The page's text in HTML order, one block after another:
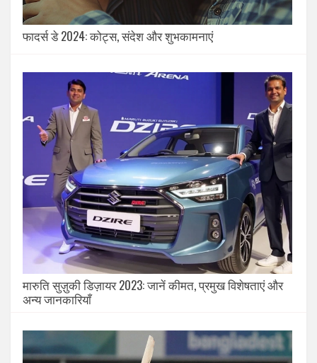
फादर्स डे 2024: कोट्स, संदेश और शुभकामनाएं
मारुति सुज़ुकी डिज़ायर 2023: जानें कीमत, प्रमुख विशेषताएं और
अन्य जानकारियाँ